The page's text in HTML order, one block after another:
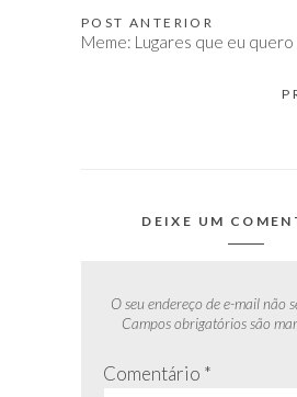
Navegação
POST ANTERIOR
Meme: Lugares que eu
DEIXE UM
O seu endereço de e-mail não
Campos obrigatórios são
Comentário *